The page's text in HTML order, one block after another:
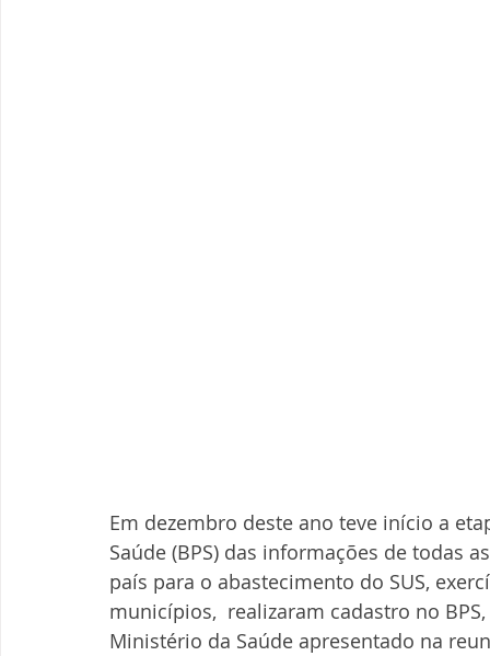
Em dezembro deste ano teve início a
Saúde (BPS) das informações de todas
país para o abastecimento do SUS,
municípios,  realizaram cadastro no
Ministério da Saúde apresentado na